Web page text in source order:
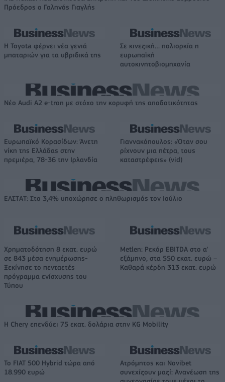
Πρόεδρος ο Γαληνός Γιαγλής
Η Toyota φέρνει νέα γενιά
μπαταριών για τα υβριδικά της
Σε κινεζική… πολιορκία η
ευρωπαϊκή
αυτοκινητοβιομηχανία
Νέο Audi A2 e-tron με στόχο την κορυφή της αποδοτικότητας
Ευρωπαϊκό Κορασίδων: Άνετη
νίκη της Ελλάδας στην
πρεμιέρα, 78-36 την Ιρλανδία
Γιαννακόπουλος: «Όταν σου
ρίχνουν μια πέτρα, τους
καταστρέφεις» (vid)
ΕΛΣΤΑΤ: Στο 3,4% υποχώρησε ο πληθωρισμός τον Ιούλιο
Χρηματοδότηση 8 εκατ. ευρώ
σε 843 μέσα ενημέρωσης-
Ξεκίνησε το πενταετές
πρόγραμμα ενίσχυσης του
Τύπου
Metlen: Ρεκόρ EBITDA στο α'
εξάμηνο, στα 550 εκατ. ευρώ –
Καθαρά κέρδη 313 εκατ. ευρώ
Η Chery επενδύει 75 εκατ. δολάρια στην KG Mobility
Το FIAT 500 Hybrid τώρα από
18.990 ευρώ
Ατρόμητος και Novibet
συνεχίζουν μαζί: Ανανέωση της